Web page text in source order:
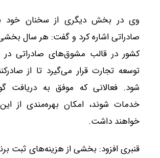
وی در بخش دیگری از سخنان خود
صادراتی اشاره کرد و گفت: هر سال بخشی
کشور در قالب مشوق‌های صادراتی در
توسعه تجارت قرار می‌گیرد تا از
شود. فعالانی که موفق به دریافت
خدمات شوند، امکان بهره‌مندی از
خواهند داشت.
قنبری افزود: بخشی از هزینه‌های ثبت